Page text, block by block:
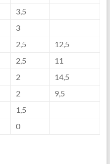
3,5
3
2,5
12,5
2,5
11
2
14,5
2
9,5
1,5
0